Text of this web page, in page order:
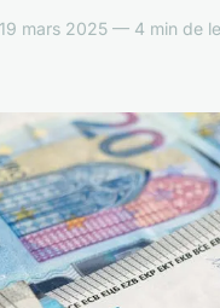
mars 2025 — 4 min de